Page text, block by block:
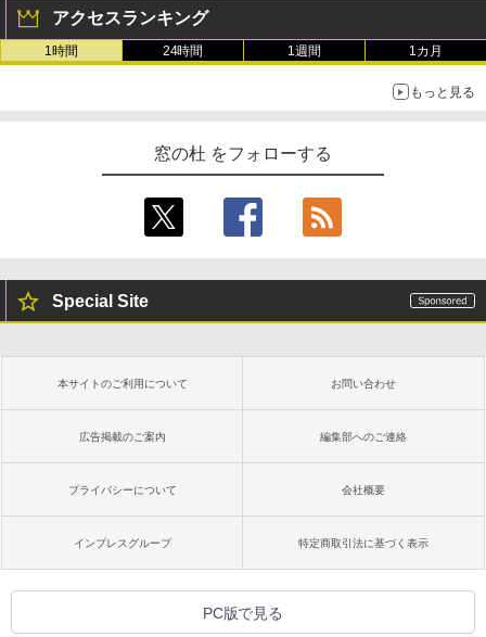
アクセスランキング
1時間 24時間 1週間 1カ月
もっと見る
窓の杜 をフォローする
Special Site
本サイトのご利用について お問い合わせ
広告掲載のご案内 編集部へのご連絡
プライバシーについて 会社概要
インプレスグループ 特定商取引法に基づく表示
PC版で見る